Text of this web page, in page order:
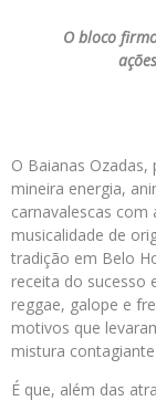
O bloco
O Baianas
mineira energia,
carnavalescas com
musicalidade de
tradição em Belo
receita do sucesso
reggae, galope e
motivos que
mistura
É que, além das